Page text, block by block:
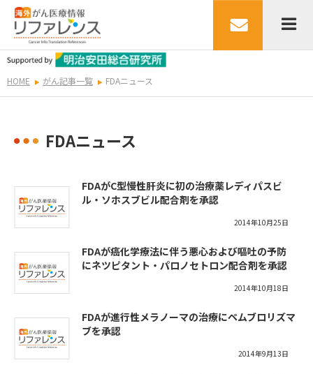
HOME がん記事一覧 FDAニュース
FDAニュース
FDAがC型慢性肝炎に初の治療薬レディパスビ
ル・ソホスブビル配合剤を承認
2014年10月25日
FDAが癌化学療法に伴う悪心および嘔吐の予防
にネツピタント・パロノセトロン配合剤を承認
2014年10月18日
FDAが進行性メラノーマの治療にペムブロリズマ
ブを承認
2014年9月13日